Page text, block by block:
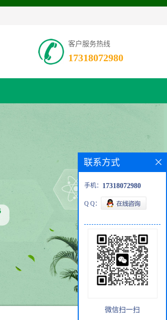
客户服务热线
17318072980
联系方式
手机： 17318072980
Q Q：
微信扫一扫